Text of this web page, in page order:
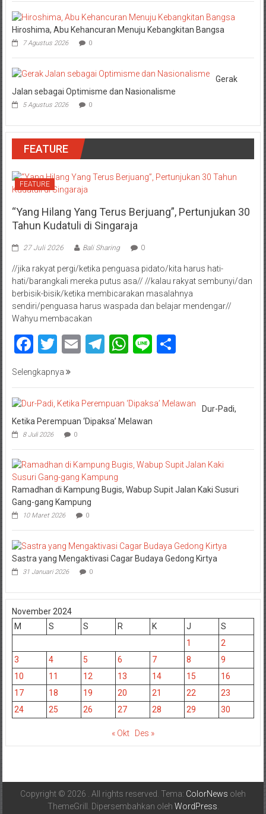
Hiroshima, Abu Kehancuran Menuju Kebangkitan Bangsa
7 Agustus 2026 0
Gerak
Jalan sebagai Optimisme dan Nasionalisme
5 Agustus 2026 0
FEATURE
FEATURE
“Yang Hilang Yang Terus Berjuang”, Pertunjukan 30
Tahun Kudatuli di Singaraja
27 Juli 2026 Bali Sharing 0
//jika rakyat pergi/ketika penguasa pidato/kita harus hati-
hati/barangkali mereka putus asa// //kalau rakyat sembunyi/dan
berbisik-bisik/ketika membicarakan masalahnya
sendiri/penguasa harus waspada dan belajar mendengar//
Wahyu membacakan
Facebook
Twitter
EmailTelegram
WhatsApp
LineShare
Selengkapnya
Dur-Padi,
Ketika Perempuan ‘Dipaksa’ Melawan
8 Juli 2026 0
Ramadhan di Kampung Bugis, Wabup Supit Jalan Kaki Susuri
Gang-gang Kampung
10 Maret 2026 0
Sastra yang Mengaktivasi Cagar Budaya Gedong Kirtya
31 Januari 2026 0
November 2024
M
S S R K J
S
1
2
3
4 5 6 7 8
9
10
11 12 13 14 15
16
17
18 19 20 21 22
23
24
25 26 27 28 29 30
« Okt Des »
Copyright © 2026 . All rights reserved. Tema: ColorNews oleh
ThemeGrill. Dipersembahkan oleh WordPress